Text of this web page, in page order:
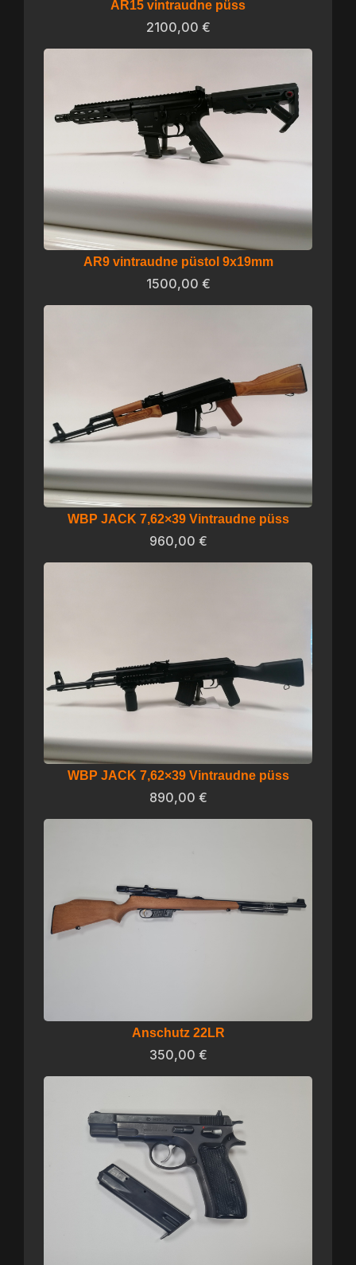
AR15 vintraudne püss
2100,00 €
AR9 vintraudne püstol 9x19mm
1500,00 €
WBP JACK 7,62×39 Vintraudne püss
960,00 €
WBP JACK 7,62×39 Vintraudne püss
890,00 €
Anschutz 22LR
350,00 €